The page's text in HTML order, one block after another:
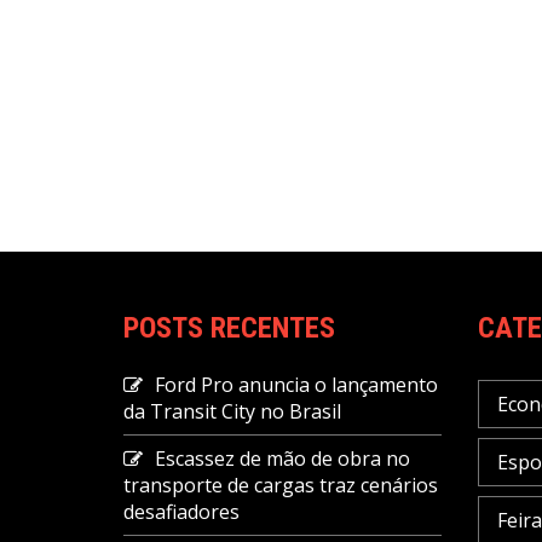
POSTS RECENTES
Ford Pro anuncia o lançamento
da Transit City no Brasil
Escassez de mão de obra no
transporte de cargas traz cenários
desafiadores